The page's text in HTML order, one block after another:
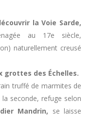
la Voie Sarde,
au 17e siècle,
naturellement creusé
grottes des Échelles.
truffé de marmites de
seconde, refuge selon
Mandrin, se laisse